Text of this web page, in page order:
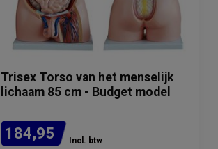
Trisex Torso van het menselijk
lichaam 85 cm - Budget model
184,95 Incl. btw